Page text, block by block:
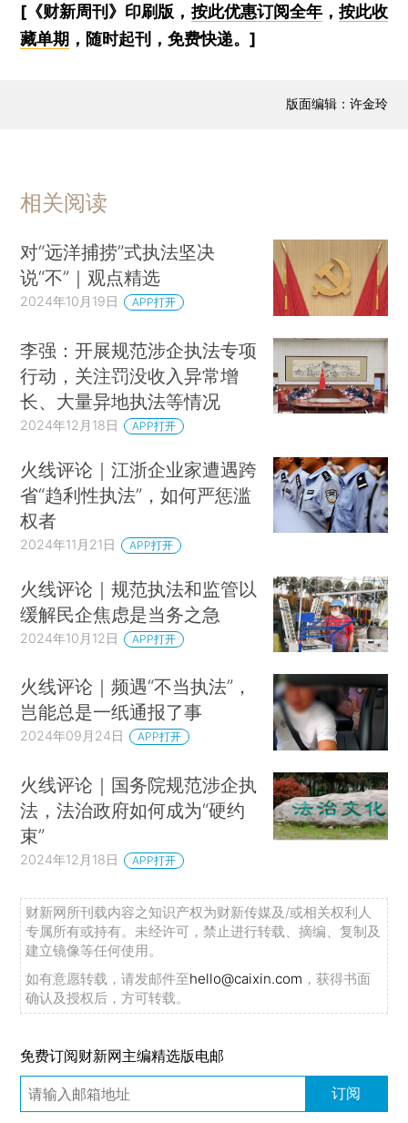
[《财新周刊》印刷版， 按此优惠订阅全年， 按此收
藏单期 ，随时起刊，免费快递。]
版面编辑：许金玲
相关阅读
对“远洋捕捞”式执法坚决
说“不”｜观点精选
2024年10月19日 APP打开
李强：开展规范涉企执法专项
行动，关注罚没收入异常增
长、大量异地执法等情况
2024年12月18日 APP打开
火线评论｜江浙企业家遭遇跨
省“趋利性执法”，如何严惩滥
权者
2024年11月21日 APP打开
火线评论｜规范执法和监管以
缓解民企焦虑是当务之急
2024年10月12日 APP打开
火线评论｜频遇“不当执法”，
岂能总是一纸通报了事
2024年09月24日 APP打开
火线评论｜国务院规范涉企执
法，法治政府如何成为“硬约
束”
2024年12月18日 APP打开
财新网所刊载内容之知识产权为财新传媒及/或相关权利人
专属所有或持有。未经许可，禁止进行转载、摘编、复制及
建立镜像等任何使用。
如有意愿转载，请发邮件至hello@caixin.com ，获得书面
确认及授权后，方可转载。
免费订阅财新网主编精选版电邮
订阅